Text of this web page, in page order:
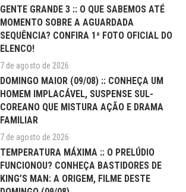
GENTE GRANDE 3 :: O QUE SABEMOS ATÉ
MOMENTO SOBRE A AGUARDADA
SEQUÊNCIA? CONFIRA 1ª FOTO OFICIAL DO
ELENCO!
7 de agosto de 2026
DOMINGO MAIOR (09/08) :: CONHEÇA UM
HOMEM IMPLACÁVEL, SUSPENSE SUL-
COREANO QUE MISTURA AÇÃO E DRAMA
FAMILIAR
7 de agosto de 2026
TEMPERATURA MÁXIMA :: O PRELÚDIO
FUNCIONOU? CONHEÇA BASTIDORES DE
KING’S MAN: A ORIGEM, FILME DESTE